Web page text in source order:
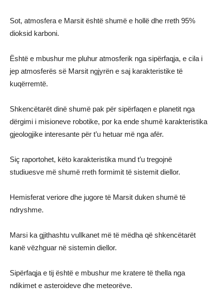
Sot, atmosfera e Marsit është shumë e hollë dhe rreth 95%
dioksid karboni.
Është e mbushur me pluhur atmosferik nga sipërfaqja, e cila i
jep atmosferës së Marsit ngjyrën e saj karakteristike të
kuqërremtë.
Shkencëtarët dinë shumë pak për sipërfaqen e planetit nga
dërgimi i misioneve robotike, por ka ende shumë karakteristika
gjeologjike interesante për t’u hetuar më nga afër.
Siç raportohet, këto karakteristika mund t’u tregojnë
studiuesve më shumë rreth formimit të sistemit diellor.
Hemisferat veriore dhe jugore të Marsit duken shumë të
ndryshme.
Marsi ka gjithashtu vullkanet më të mëdha që shkencëtarët
kanë vëzhguar në sistemin diellor.
Sipërfaqja e tij është e mbushur me kratere të thella nga
ndikimet e asteroideve dhe meteorëve.